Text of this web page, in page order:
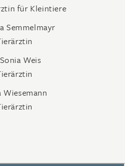
für Kleintiere
Semmelmayr
Weis
Wiesemann